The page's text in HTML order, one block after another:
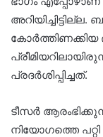
കോർത്തിണക്കിയ
പ്രദർശിപ്പിച്ചത്.
ടീസർ
നിയോഗത്തെ പറ്റി